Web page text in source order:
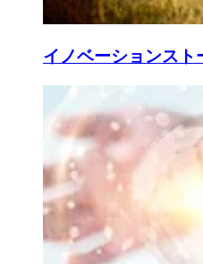
イノベーションスト